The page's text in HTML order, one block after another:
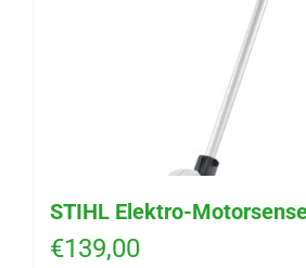
STIHL Elektro-
€139,00